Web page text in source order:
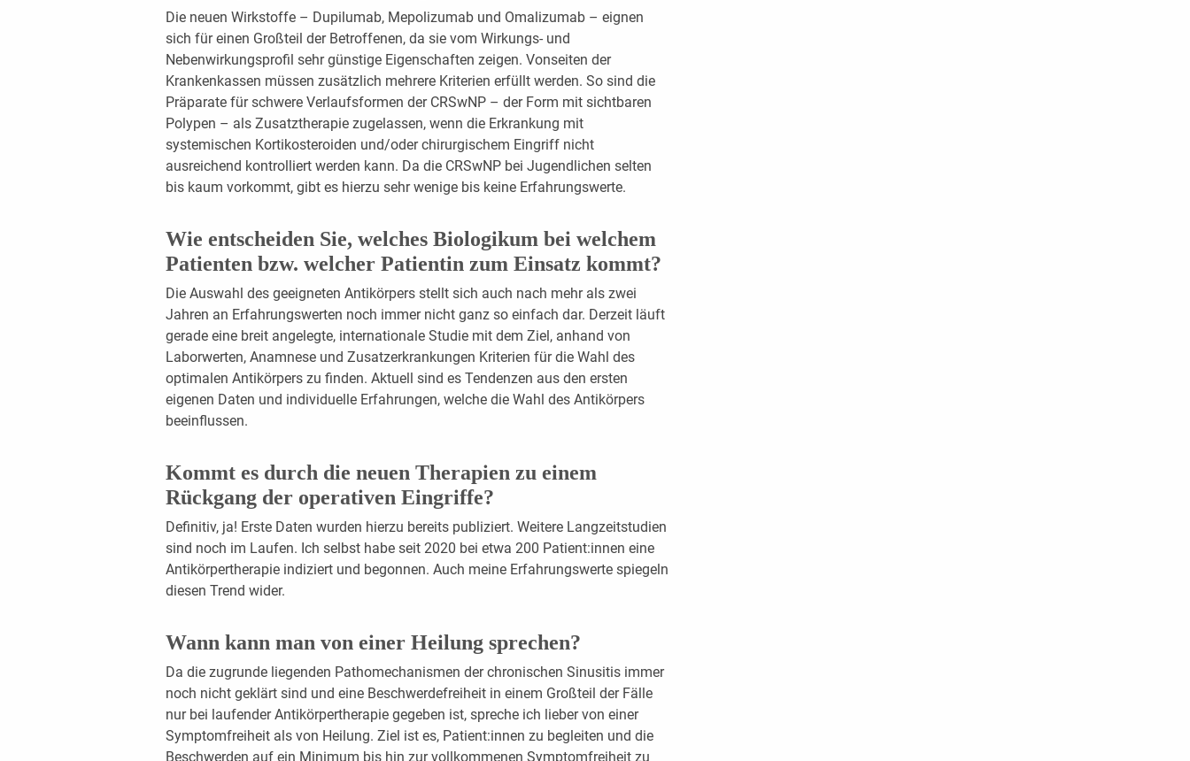
Die neuen Wirkstoffe – Dupilumab, Mepolizumab und Omalizumab – eignen
sich für einen Großteil der Betroffenen, da sie vom Wirkungs- und
Nebenwirkungsprofil sehr günstige Eigenschaften zeigen. Vonseiten der
Krankenkassen müssen zusätzlich mehrere Kriterien erfüllt werden. So sind die
Präparate für schwere Verlaufsformen der CRSwNP – der Form mit sichtbaren
Polypen – als Zusatztherapie zugelassen, wenn die Erkrankung mit
systemischen Kortikosteroiden und/oder chirurgischem Eingriff nicht
ausreichend kontrolliert werden kann. Da die CRSwNP bei Jugendlichen selten
bis kaum vorkommt, gibt es hierzu sehr wenige bis keine Erfahrungswerte.
Wie entscheiden Sie, welches Biologikum bei welchem
Patienten bzw. welcher Patientin zum Einsatz kommt?
Die Auswahl des geeigneten Antikörpers stellt sich auch nach mehr als zwei
Jahren an Erfahrungswerten noch immer nicht ganz so einfach dar. Derzeit läuft
gerade eine breit angelegte, internationale Studie mit dem Ziel, anhand von
Laborwerten, Anamnese und Zusatzerkrankungen Kriterien für die Wahl des
optimalen Antikörpers zu finden. Aktuell sind es Tendenzen aus den ersten
eigenen Daten und individuelle Erfahrungen, welche die Wahl des Antikörpers
beeinflussen.
Kommt es durch die neuen Therapien zu einem
Rückgang der operativen Eingriffe?
Definitiv, ja! Erste Daten wurden hierzu bereits publiziert. Weitere Langzeitstudien
sind noch im Laufen. Ich selbst habe seit 2020 bei etwa 200 Patient:innen eine
Antikörpertherapie indiziert und begonnen. Auch meine Erfahrungswerte spiegeln
diesen Trend wider.
Wann kann man von einer Heilung sprechen?
Da die zugrunde liegenden Pathomechanismen der chronischen Sinusitis immer
noch nicht geklärt sind und eine Beschwerdefreiheit in einem Großteil der Fälle
nur bei laufender Antikörpertherapie gegeben ist, spreche ich lieber von einer
Symptomfreiheit als von Heilung. Ziel ist es, Patient:innen zu begleiten und die
Beschwerden auf ein Minimum bis hin zur vollkommenen Symptomfreiheit zu